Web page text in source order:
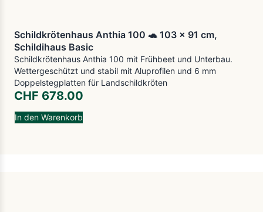
Schildkrötenhaus Anthia 100 🐢 103 x 91 cm,
Schildihaus Basic
Schildkrötenhaus Anthia 100 mit Frühbeet und Unterbau.
Wettergeschützt und stabil mit Aluprofilen und 6 mm
Doppelstegplatten für Landschildkröten
CHF 678.00
In den Warenkorb